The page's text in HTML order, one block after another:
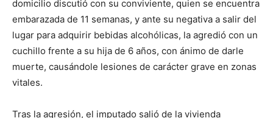
domicilio discutió con su conviviente, quien se encuentra
embarazada de 11 semanas, y ante su negativa a salir del
lugar para adquirir bebidas alcohólicas, la agredió con un
cuchillo frente a su hija de 6 años, con ánimo de darle
muerte, causándole lesiones de carácter grave en zonas
vitales.
Tras la agresión, el imputado salió de la vivienda